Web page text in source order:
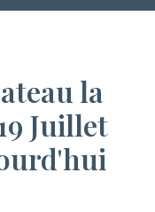
la
Juillet